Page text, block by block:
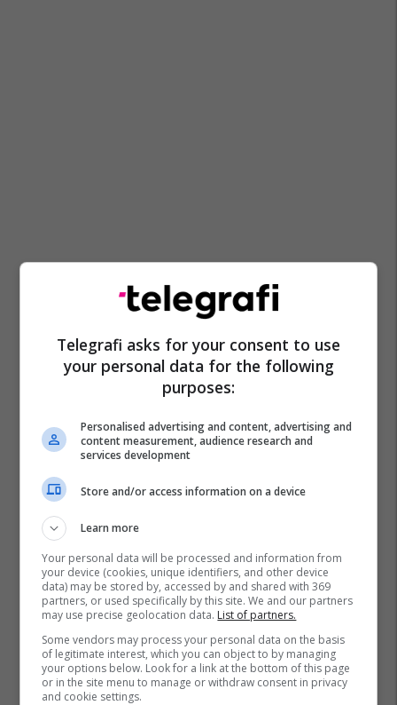
Deputetët E Kosovës
Telegrafi asks for your consent to use
your personal data for the following
purposes:
Personalised advertising and content, advertising and
content measurement, audience research and
services development
Store and/or access information on a device
Learn more
Your personal data will be processed and information from
your device (cookies, unique identifiers, and other device
data) may be stored by, accessed by and shared with 369
partners, or used specifically by this site. We and our partners
may use precise geolocation data. List of partners.
Some vendors may process your personal data on the basis
of legitimate interest, which you can object to by managing
your options below. Look for a link at the bottom of this page
or in the site menu to manage or withdraw consent in privacy
and cookie settings.